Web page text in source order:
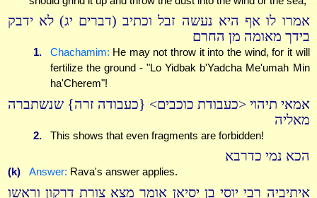
אמרו לו אף היא נעשה זבל וכתיב (דברים יג) לא ידבק
בידך מאומה מן החרם
1. Chachamim: He may not throw it into the wind, for it will
fertilize the ground - "Lo Yidbak b'Yadcha Me'umah Min
ha'Cherem"!
אמאי תיהוי <כעבודת כוכבים> {כעבודה זרה} שנשתברה
מאליה
2. This shows that even fragments are forbidden!
הכא נמי כדרבא
(k) Answer: Rava's answer applies.
איתיביה רבי יוסי בן יסיאן אומר מצא צורת דרקון וראשו